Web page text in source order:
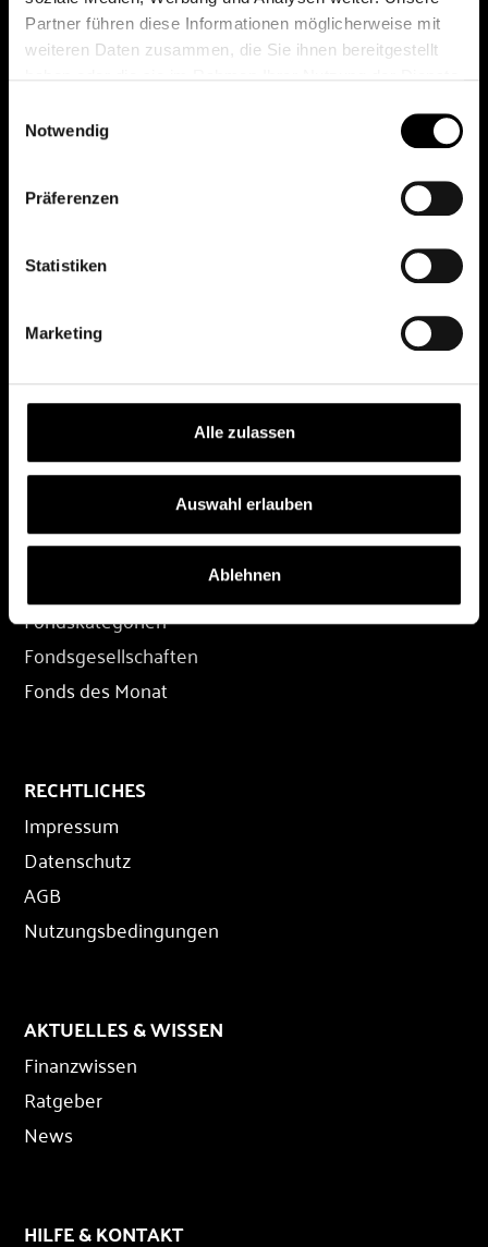
Partner führen diese Informationen möglicherweise mit
weiteren Daten zusammen, die Sie ihnen bereitgestellt
Notwendig
Präferenzen
Statistiken
Marketing
Alle zulassen
Auswahl erlauben
Ablehnen
0€ Ausgabeaufschlag und 0€ Depotgebühren bei
knapp 2000 Fonds und 0€ Orderspesen.
All rights reserved.
Depot eröffnen
Depot übertragen
Konditionen
FONDS
Fondskategorien
Fondsgesellschaften
Fonds des Monat
RECHTLICHES
Impressum
Datenschutz
AGB
Nutzungsbedingungen
AKTUELLES & WISSEN
Finanzwissen
Ratgeber
News
HILFE & KONTAKT